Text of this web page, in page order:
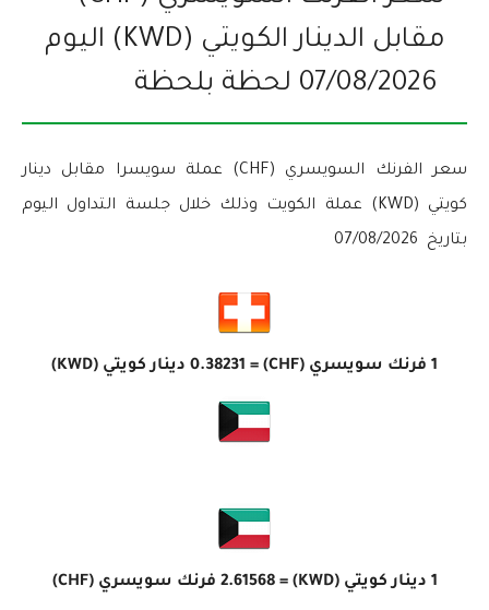
مقابل الدينار الكويتي (KWD) اليوم
07/08/2026 لحظة بلحظة
سعر الفرنك السويسري (CHF) عملة سويسرا مقابل دينار
كويتي (KWD) عملة الكويت وذلك خلال جلسة التداول اليوم
بتاريخ 07/08/2026
1 فرنك سويسري (CHF) = 0.38231 دينار كويتي (KWD)
1 دينار كويتي (KWD) = 2.61568 فرنك سويسري (CHF)